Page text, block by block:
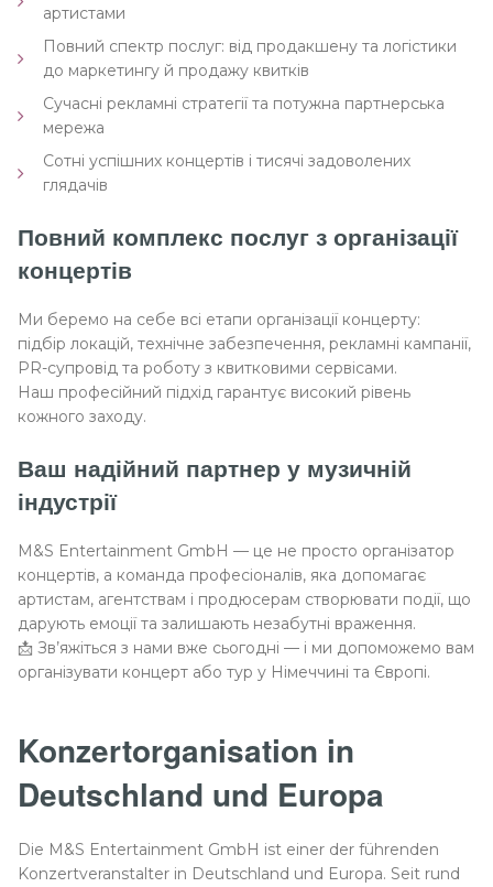
артистами
Повний спектр послуг: від продакшену та логістики
до маркетингу й продажу квитків
Сучасні рекламні стратегії та потужна партнерська
мережа
Сотні успішних концертів і тисячі задоволених
глядачів
Повний комплекс послуг з організації
концертів
Ми беремо на себе всі етапи організації концерту:
підбір локацій, технічне забезпечення, рекламні кампанії,
PR-супровід та роботу з квитковими сервісами.
Наш професійний підхід гарантує високий рівень
кожного заходу.
Ваш надійний партнер у музичній
індустрії
M&S Entertainment GmbH — це не просто організатор
концертів, а команда професіоналів, яка допомагає
артистам, агентствам і продюсерам створювати події, що
дарують емоції та залишають незабутні враження.
📩 Зв’яжіться з нами вже сьогодні — і ми допоможемо вам
організувати концерт або тур у Німеччині та Європі.
Konzertorganisation in
Deutschland und Europa
Die M&S Entertainment GmbH ist einer der führenden
Konzertveranstalter in Deutschland und Europa. Seit rund